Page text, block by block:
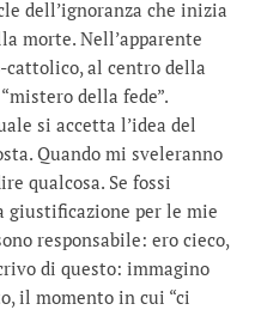
dell’ignoranza che inizia
morte. Nell’apparente
al centro della
della fede”.
si accetta l’idea del
Quando mi sveleranno
qualcosa. Se fossi
giustificazione per le mie
responsabile: ero cieco,
di questo: immagino
il momento in cui “ci